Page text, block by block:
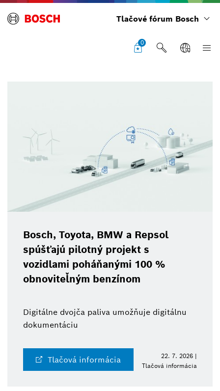
Tlačové fórum Bosch
0
Bosch, Toyota, BMW a Repsol
spúšťajú pilotný projekt s
vozidlami poháňanými 100 %
obnoviteľným benzínom
Digitálne dvojča paliva umožňuje digitálnu
dokumentáciu
Tlačová informácia
22. 7. 2026 |
Tlačová informácia